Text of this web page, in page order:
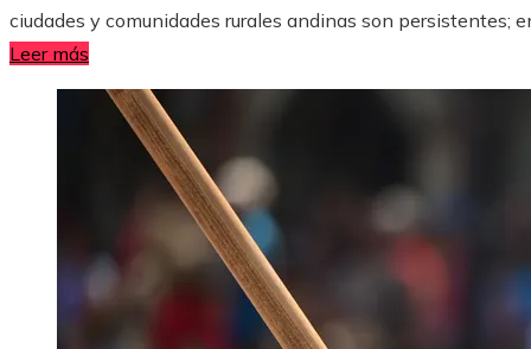
ciudades y comunidades rurales andinas son persistentes;
Leer más